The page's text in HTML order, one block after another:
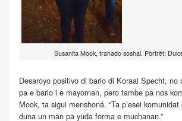
Susanita Mook, trahado soshal. Pòrtrèt:
Desaroyo positivo di bario di Koraal Specht, no
pa e bario i e mayornan, pero tambe pa nos
Mook, ta sigui menshoná. “Ta p’esei
duna un man pa yuda forma e muchanan.”